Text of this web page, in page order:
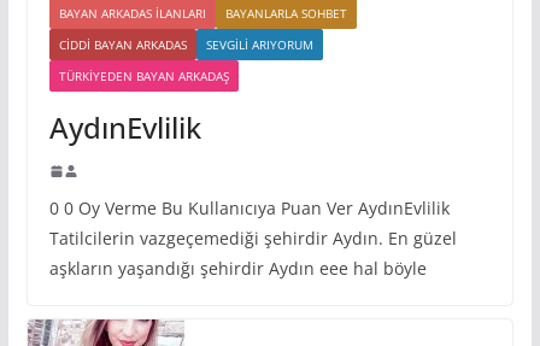
BAYAN ARKADAS ILANLARI
BAYANLARLA SOHBET
CIDDI BAYAN ARKADAS
SEVGILI ARIYORUM
TÜRKIYEDEN BAYAN ARKADAŞ
AydınEvlilik
0 0 Oy Verme Bu Kullanıcıya Puan Ver AydınEvlilik
Tatilcilerin vazgeçemediği şehirdir Aydın. En güzel
aşkların yaşandığı şehirdir Aydın eee hal böyle